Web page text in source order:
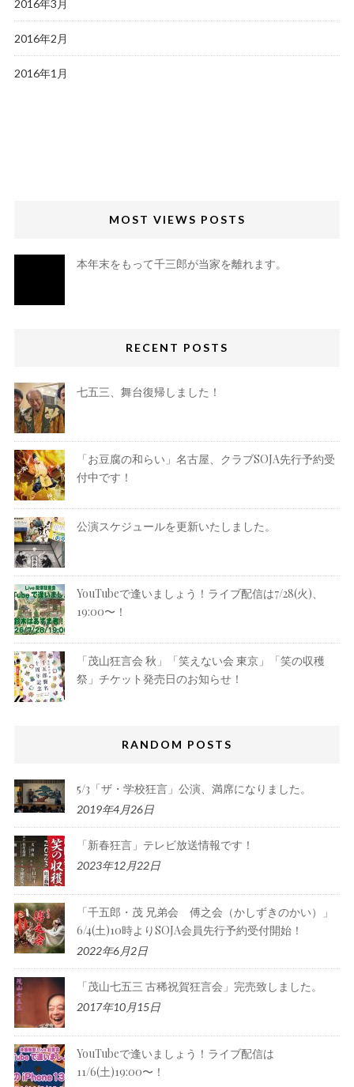
2016年3月
2016年2月
2016年1月
MOST VIEWS POSTS
本年末をもって千三郎が当家を離れます。
RECENT POSTS
七五三、舞台復帰しました！
「お豆腐の和らい」名古屋、クラブSOJA先行予約受
付中です！
公演スケジュールを更新いたしました。
YouTubeで逢いましょう！ライブ配信は7/28(火)、
19:00〜！
「茂山狂言会 秋」「笑えない会 東京」「笑の収穫
祭」チケット発売日のお知らせ！
RANDOM POSTS
5/3「ザ・学校狂言」公演、満席になりました。
2019年4月26日
「新春狂言」テレビ放送情報です！
2023年12月22日
「千五郎・茂 兄弟会 傅之会（かしずきのかい）」
6/4(土)10時よりSOJA会員先行予約受付開始！
2022年6月2日
「茂山七五三 古稀祝賀狂言会」完売致しました。
2017年10月15日
YouTubeで逢いましょう！ライブ配信は
11/6(土)19:00〜！